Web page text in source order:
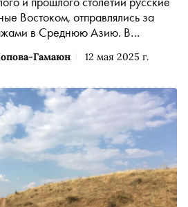
Гамаюн 12 мая 2025 г.
Востоком, отправлялись за
в Среднюю Азию. В
культуры XX века —